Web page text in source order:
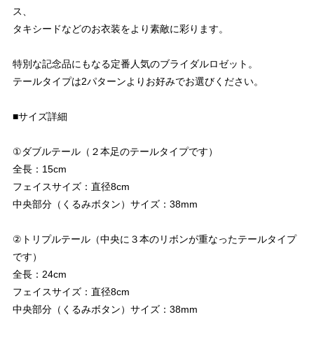
ス、
タキシードなどのお衣装をより素敵に彩ります。
特別な記念品にもなる定番人気のブライダルロゼット。
テールタイプは2パターンよりお好みでお選びください。
■サイズ詳細
①ダブルテール（２本足のテールタイプです）
全長：15cm
フェイスサイズ：直径8cm
中央部分（くるみボタン）サイズ：38mm
②トリプルテール（中央に３本のリボンが重なったテールタイプ
です）
全長：24cm
フェイスサイズ：直径8cm
中央部分（くるみボタン）サイズ：38mm